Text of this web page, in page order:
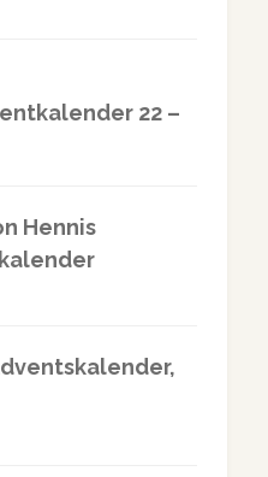
22 –
Hennis